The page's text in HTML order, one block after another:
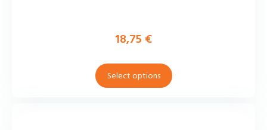
18,75 €
Select options